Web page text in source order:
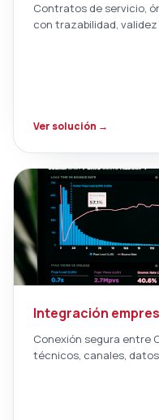
Contratos de servicio,
con trazabilidad,
Ver solución →
Integración
Conexión segura entre
técnicos, canales,